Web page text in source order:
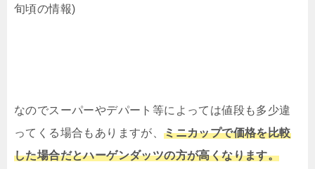
旬頃の情報)
なのでスーパーやデパート等によっては値段も多少違
ってくる場合もありますが、ミニカップで価格を比較
した場合だとハーゲンダッツの方が高くなります。